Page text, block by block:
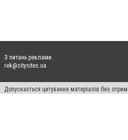
З питань реклами:
rek@citysites.ua
Допускається цитування матеріалів без
для пошукових систем гіперпосилання на